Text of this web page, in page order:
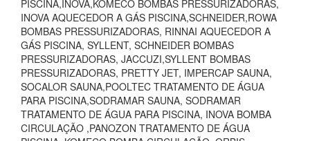
PISCINA,INOVA,KOMECO BOMBAS PRESSURIZADORAS,
INOVA AQUECEDOR A GÁS PISCINA,SCHNEIDER,ROWA
BOMBAS PRESSURIZADORAS, RINNAI AQUECEDOR A
GÁS PISCINA, SYLLENT, SCHNEIDER BOMBAS
PRESSURIZADORAS, JACCUZI,SYLLENT BOMBAS
PRESSURIZADORAS, PRETTY JET, IMPERCAP SAUNA,
SOCALOR SAUNA,POOLTEC TRATAMENTO DE ÁGUA
PARA PISCINA,SODRAMAR SAUNA, SODRAMAR
TRATAMENTO DE ÁGUA PARA PISCINA, INOVA BOMBA
CIRCULAÇÃO ,PANOZON TRATAMENTO DE ÁGUA